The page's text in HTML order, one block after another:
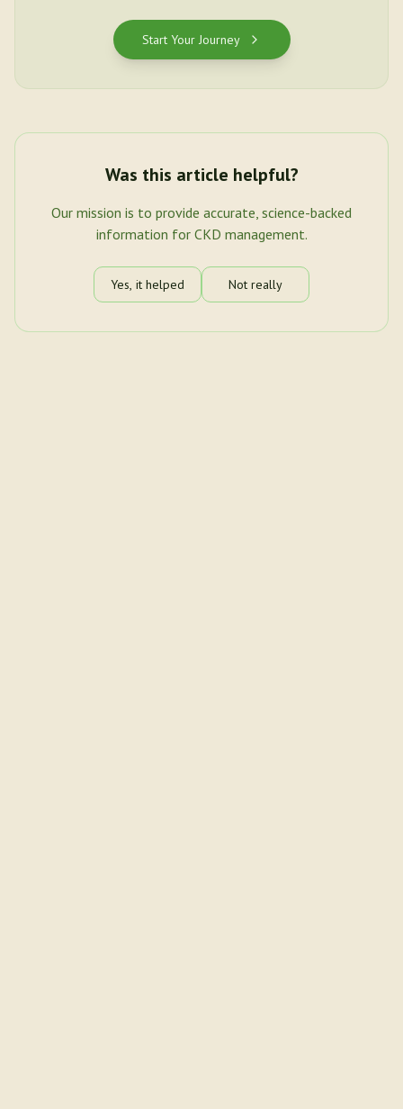
Start Your Journey
Was this article helpful?
Our mission is to provide accurate, science-backed
information for CKD management.
Yes, it helped Not really